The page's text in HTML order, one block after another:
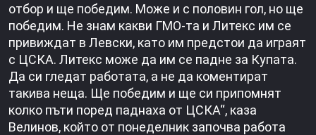
отбор и ще победим. Може и с половин гол, но ще
победим. Не знам какви ГМО-та и Литекс им се
привиждат в Левски, като им предстои да играят
с ЦСКА. Литекс може да им се падне за Купата.
Да си гледат работата, а не да коментират
такива неща. Ще победим и ще си припомнят
колко пъти поред паднаха от ЦСКА“, каза
Велинов, който от понеделник започва работа